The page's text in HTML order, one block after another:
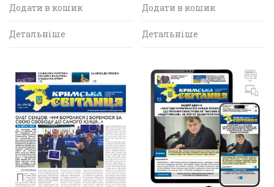
Додати в кошик
Детальніше
Додати в кошик
Детальніше